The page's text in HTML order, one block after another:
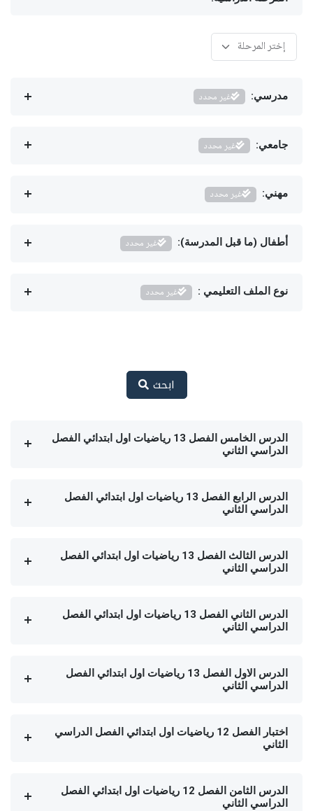
مدرسي: غير محدد
جامعي: غير محدد
مهني: غير محدد
أطفال (ما قبل المدرسة): غير محدد
نوع الملف التعليمي : غير محدد
ابحث
الدرس الخامس الفصل 13 رياضيات اول ابتدائي الفصل
الدراسي الثاني
الدرس الرابع الفصل 13 رياضيات اول ابتدائي الفصل
الدراسي الثاني
الدرس الثالث الفصل 13 رياضيات اول ابتدائي الفصل
الدراسي الثاني
الدرس الثاني الفصل 13 رياضيات اول ابتدائي الفصل
الدراسي الثاني
الدرس الاول الفصل 13 رياضيات اول ابتدائي الفصل
الدراسي الثاني
اختبار الفصل 12 رياضيات اول ابتدائي الفصل الدراسي
الثاني
الدرس الثامن الفصل 12 رياضيات اول ابتدائي الفصل
الدراسي الثاني